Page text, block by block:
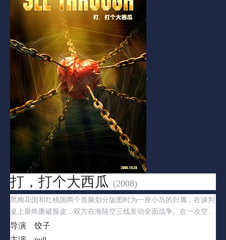
打，打个大西瓜 (2008)
黑梅花国和红桃国两个首脑划分版图时为一座小岛的归属，在谈判
桌上最终撕破脸皮，双方在海陆空三线发动全面战争。在一次空军
的战斗中，黑梅花国的飞行员遭遇红桃国的飞行员，两人在万米高
空展开你死我活的较量，两架飞机在激战过程中双双坠地，俩人意
导演
饺子